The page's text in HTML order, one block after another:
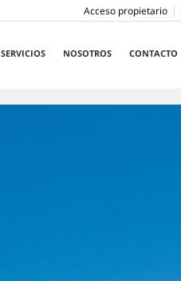
Acceso propietario
SERVICIOS NOSOTROS CONTACTO